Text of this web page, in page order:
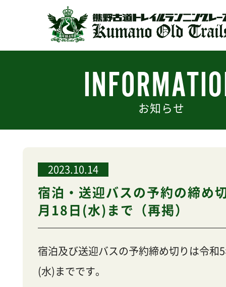
お知らせ
2023.10.14
宿泊・送迎バスの予約の締め
月18日(水)まで（再掲）
宿泊及び送迎バスの予約締め切りは令和
(水)までです。